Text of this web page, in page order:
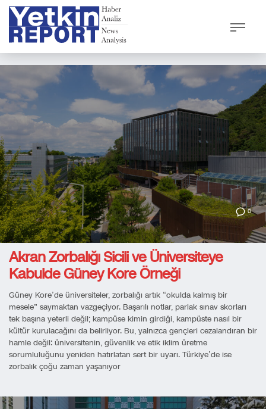
0
Akran Zorbalığı Sicili ve Üniversiteye
Kabulde Güney Kore Örneği
Güney Kore’de üniversiteler, zorbalığı artık “okulda kalmış bir
mesele” saymaktan vazgeçiyor. Başarılı notlar, parlak sınav skorları
tek başına yeterli değil; kampüse kimin girdiği, kampüste nasıl bir
kültür kurulacağını da belirliyor. Bu, yalnızca gençleri cezalandıran bir
hamle değil: üniversitenin, güvenlik ve etik iklim üretme
sorumluluğunu yeniden hatırlatan sert bir uyarı. Türkiye’de ise
zorbalık çoğu zaman yaşanıyor